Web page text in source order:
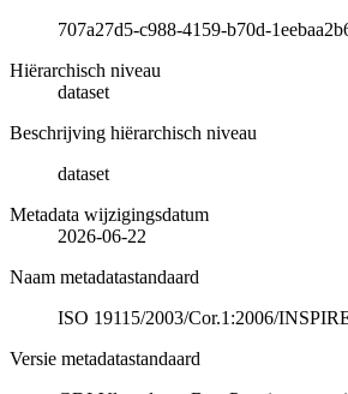
707a27d5-c988-4159-b70d-
Hiërarchisch niveau
dataset
Beschrijving hiërarchisch niveau
dataset
Metadata wijzigingsdatum
2026-06-22
Naam metadatastandaard
ISO 19115/2003/Cor.1:2006/
Versie metadatastandaard